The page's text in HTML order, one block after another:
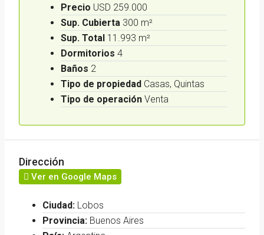
Precio USD 259.000
Sup. Cubierta 300 m²
Sup. Total 11.993 m²
Dormitorios 4
Baños 2
Tipo de propiedad Casas, Quintas
Tipo de operación Venta
Dirección
Ver en Google Maps
Ciudad: Lobos
Provincia: Buenos Aires